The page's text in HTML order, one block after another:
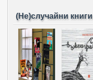
(Не)случайни книги